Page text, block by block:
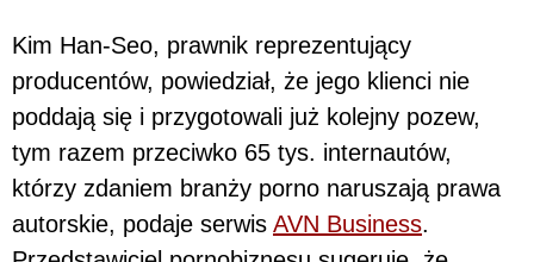
Kim Han-Seo, prawnik reprezentujący
producentów, powiedział, że jego klienci nie
poddają się i przygotowali już kolejny pozew,
tym razem przeciwko 65 tys. internautów,
którzy zdaniem branży porno naruszają prawa
autorskie, podaje serwis AVN Business.